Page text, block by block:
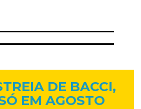
DE BACCI,
EM AGOSTO